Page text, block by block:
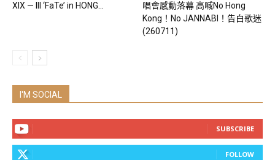
XIX — III ‘FaTe’ in HONG...
唱會感動落幕 高喊No Hong
Kong！No JANNABI！告白歌迷
(260711)
I'M SOCIAL
SUBSCRIBE
FOLLOW